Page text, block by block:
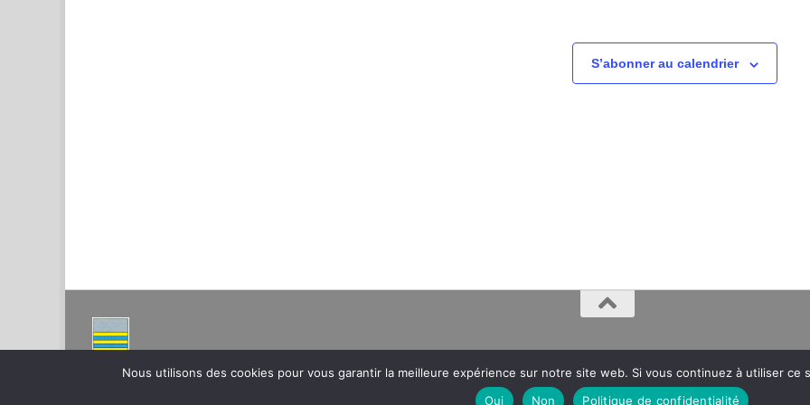
S’abonner au calendrier
Nous utilisons des cookies pour vous garantir la meilleure expérience sur notre site web. Si vous continuez à utiliser
Oui
Non Politique de confidentialité